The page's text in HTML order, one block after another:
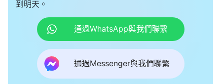
到明天。
通過WhatsApp與我們聯繫
通過Messenger與我們聯繫